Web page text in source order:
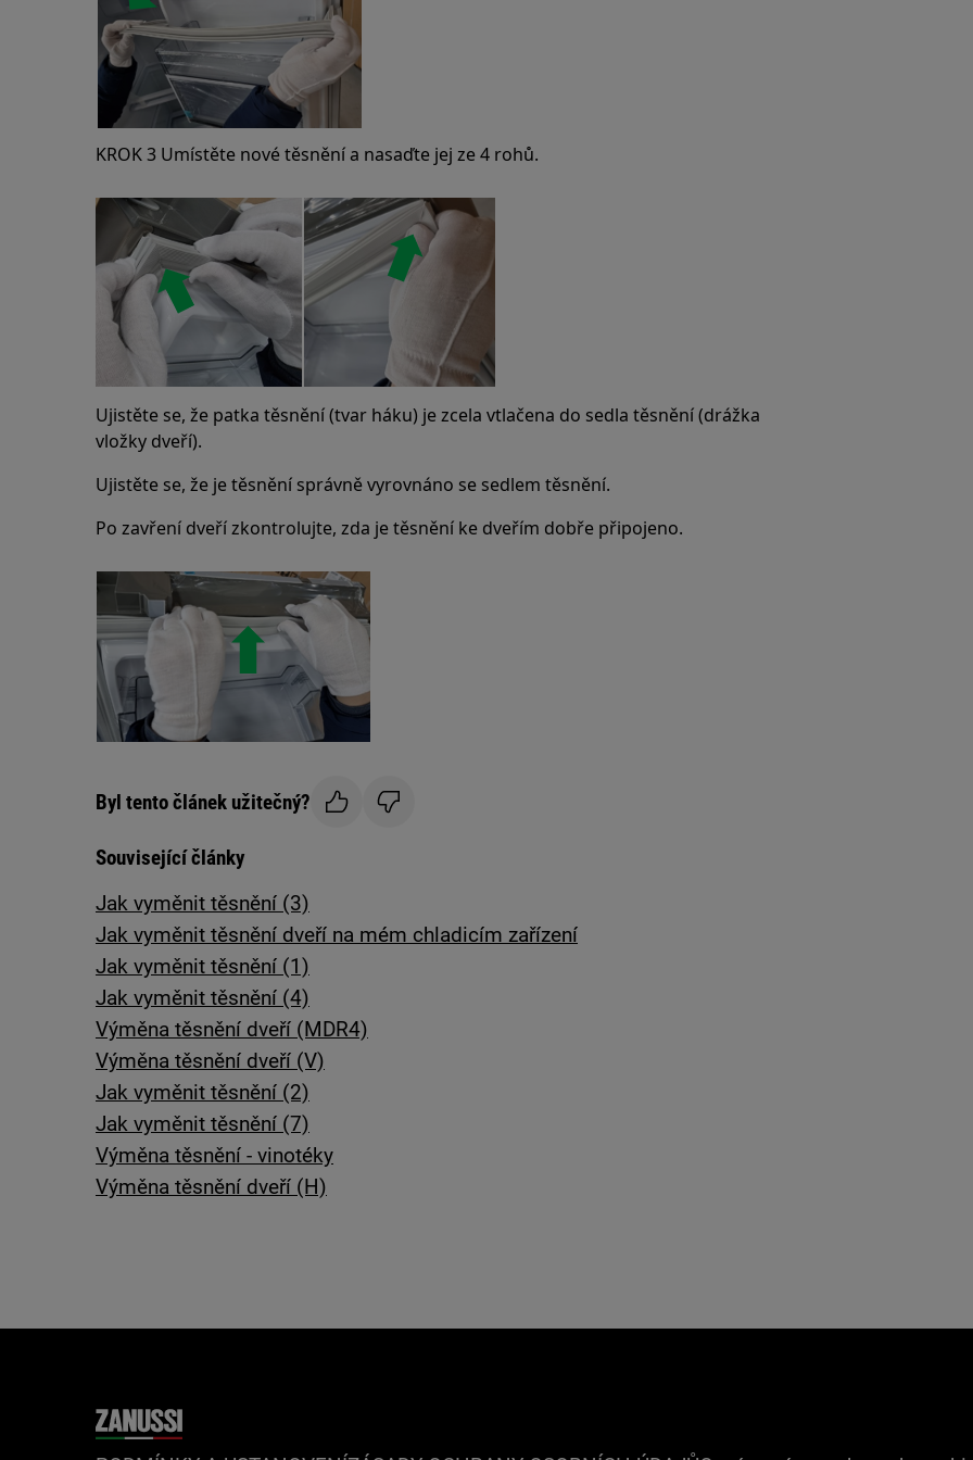
KROK 3 Umístěte nové těsnění a nasaďte jej ze 4 rohů.
Ujistěte se, že patka těsnění (tvar háku) je zcela vtlačena do sedla těsnění (drážka
vložky dveří).
Ujistěte se, že je těsnění správně vyrovnáno se sedlem těsnění.
Po zavření dveří zkontrolujte, zda je těsnění ke dveřím dobře připojeno.
Byl tento článek užitečný?
Související články
Jak vyměnit těsnění (3)
Jak vyměnit těsnění dveří na mém chladicím zařízení
Jak vyměnit těsnění (1)
Jak vyměnit těsnění (4)
Výměna těsnění dveří (MDR4)
Výměna těsnění dveří (V)
Jak vyměnit těsnění (2)
Jak vyměnit těsnění (7)
Výměna těsnění - vinotéky
Výměna těsnění dveří (H)